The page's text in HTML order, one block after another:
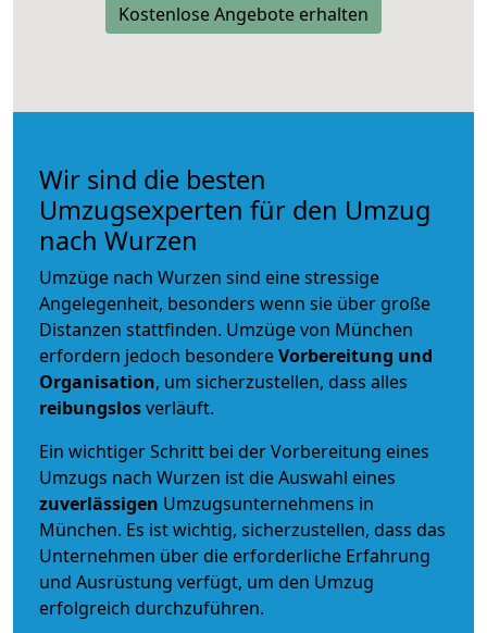
Kostenlose Angebote erhalten
Wir sind die besten
Umzugsexperten für den Umzug
nach Wurzen
Umzüge nach Wurzen sind eine stressige
Angelegenheit, besonders wenn sie über große
Distanzen stattfinden. Umzüge von München
erfordern jedoch besondereVorbereitung und
Organisation, um sicherzustellen, dass alles
reibungslosverläuft.
Ein wichtiger Schritt bei der Vorbereitung eines
Umzugs nach Wurzen ist die Auswahl eines
zuverlässigen Umzugsunternehmens in
München. Es ist wichtig, sicherzustellen, dass das
Unternehmen über die erforderliche Erfahrung
und Ausrüstung verfügt, um den Umzug
erfolgreich durchzuführen.